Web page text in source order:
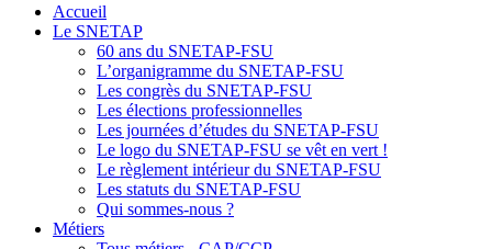
Accueil
Le SNETAP
60 ans du SNETAP-FSU
L’organigramme du SNETAP-FSU
Les congrès du SNETAP-FSU
Les élections professionnelles
Les journées d’études du SNETAP-FSU
Le logo du SNETAP-FSU se vêt en vert !
Le règlement intérieur du SNETAP-FSU
Les statuts du SNETAP-FSU
Qui sommes-nous ?
Métiers